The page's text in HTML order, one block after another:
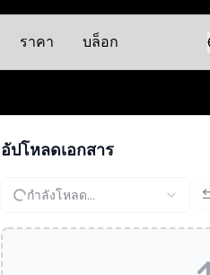
ราคา บล็อก
อัปโหลดเอกสาร
กำลังโหลด...